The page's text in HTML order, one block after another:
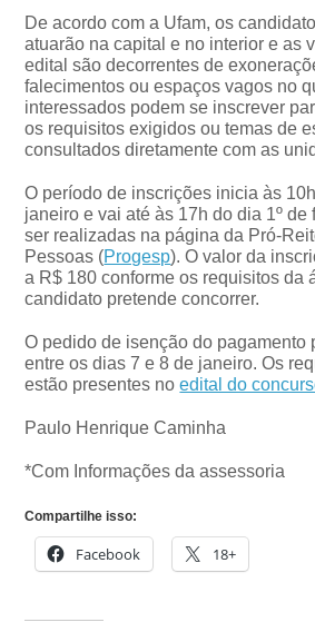
De acordo com a Ufam, os
atuarão na capital e no interior e as
edital são decorrentes de
falecimentos ou espaços vagos no
interessados podem se inscrever
os requisitos exigidos ou temas de
consultados diretamente com as
O período de inscrições inicia às
janeiro e vai até às 17h do dia 1º de
ser realizadas na página da Pró-
Pessoas (Progesp). O valor da
a R$ 180 conforme os requisitos da
candidato pretende concorrer.
O pedido de isenção do pagamento
entre os dias 7 e 8 de janeiro. Os
estão presentes noedital do
Paulo Henrique Caminha
*Com Informações da assessoria
Compartilhe isso:
Facebook 18+